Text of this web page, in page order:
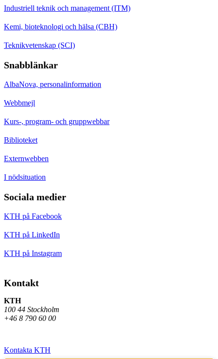
Industriell teknik och management (ITM)
Kemi, bioteknologi och hälsa (CBH)
Teknikvetenskap (SCI)
Snabblänkar
AlbaNova, personalinformation
Webbmejl
Kurs-, program- och gruppwebbar
Biblioteket
Externwebben
I nödsituation
Sociala medier
KTH på Facebook
KTH på LinkedIn
KTH på Instagram
Kontakt
KTH
100 44 Stockholm
+46 8 790 60 00
Kontakta KTH